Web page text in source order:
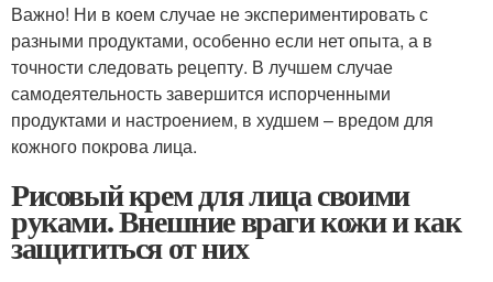
Важно! Ни в коем случае не экспериментировать с
разными продуктами, особенно если нет опыта, а в
точности следовать рецепту. В лучшем случае
самодеятельность завершится испорченными
продуктами и настроением, в худшем – вредом для
кожного покрова лица.
Рисовый крем для лица своими
руками. Внешние враги кожи и как
защититься от них